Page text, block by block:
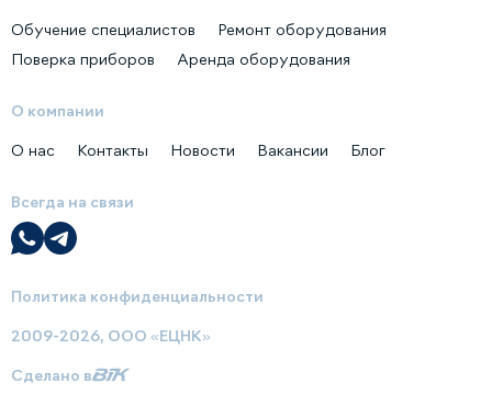
Обучение специалистов
Ремонт оборудования
Поверка приборов
Аренда оборудования
О компании
О нас Контакты Новости Вакансии Блог
Всегда на связи
Политика конфиденциальности
2009-2026, ООО «ЕЦНК»
Сделано в